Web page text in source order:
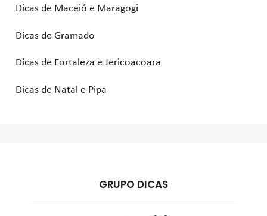
Dicas de Maceió e Maragogi
Dicas de Gramado
Dicas de Fortaleza e Jericoacoara
Dicas de Natal e Pipa
GRUPO DICAS